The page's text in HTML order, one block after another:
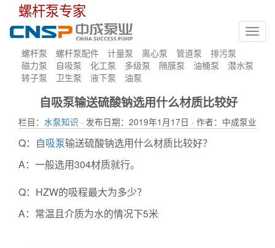
螺杆泵专家
螺杆泵 螺杆泵配件 计量泵 离心泵 管道泵
排污泵
磁力泵
自吸泵 化工泵 多级泵 隔膜泵 油桶泵
潜水泵
转子泵
卫生泵 液下泵 油泵
自吸泵输送硫酸钠选用什么材质比较好
栏目： 水泵知识 · 发布日期：2019年1月17日 · 作者：中成泵业
Q： 自吸泵输送硫酸钠选用什么材质比较好？
A：一般选用304材质就行。
Q：HZW的吸程最大为多少？
A：常温且介质为水的情况下5米